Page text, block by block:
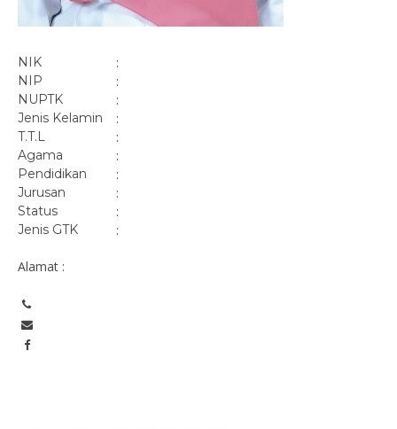
NIK :
NIP :
NUPTK :
Jenis Kelamin :
T.T.L :
Agama :
Pendidikan :
Jurusan :
Status :
Jenis GTK :
Alamat :